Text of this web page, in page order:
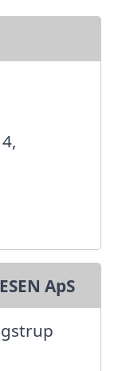
ApS